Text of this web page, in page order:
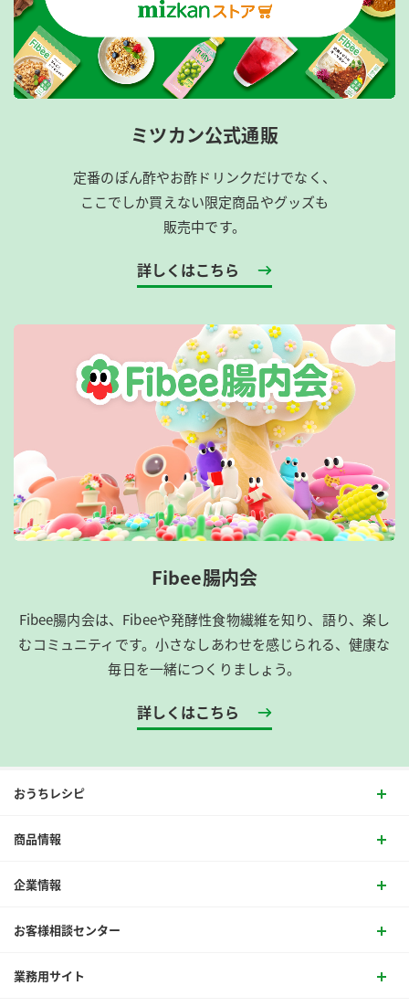
ミツカン公式通販
定番のぽん酢やお酢ドリンクだけでなく、
ここでしか買えない限定商品やグッズも
販売中です。
詳しくはこちら
Fibee腸内会
Fibee腸内会は、​Fibeeや発酵性食物繊維を知り、語り、楽し
むコミュニティです。​小さなしあわせを感じられる、健康な
毎日を一緒につくりましょう。
詳しくはこちら
おうちレシピ
商品情報
企業情報
お客様相談センター
業務用サイト